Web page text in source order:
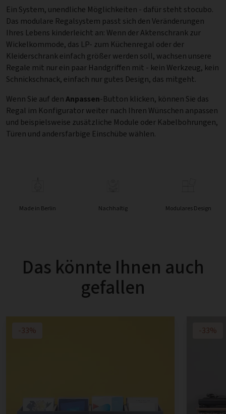
Ein System, unendliche Möglichkeiten - dafür steht stocubo.
Das modulare Regalsystem passt sich den Veränderungen
Ihres Lebens kinderleicht an: Wenn der Aktenschrank zur
Wickelkommode, das LP- zum Küchenregal oder der
Kleiderschrank einfach größer werden soll, wachsen unsere
Regale mit nur ein paar Handgriffen mit - kein Werkzeug, kein
Schnickschnack, einfach nur gutes Design, das mitgeht.
Wenn Sie auf denAnpassen-Button klicken, können Sie das
Regal im Konfigurator weiter nach Ihren Wünschen anpassen
und beispielsweise zusätzliche Module oder Kabelbohrungen,
Türen und andersfarbige Einschübe wählen.
Made in Berlin Nachhaltig Modulares Design
Das könnte Ihnen auch
gefallen
-33% -33%